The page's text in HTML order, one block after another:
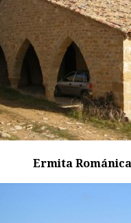
Ermita